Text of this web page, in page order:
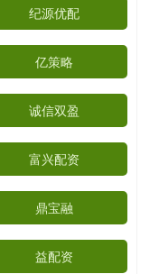
纪源优配
亿策略
诚信双盈
富兴配资
鼎宝融
益配资